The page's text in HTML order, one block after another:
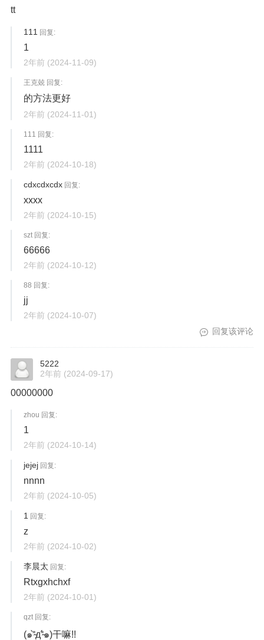
tt
111 回复:
1
2年前 (2024-11-09)
王克兢 回复:
的方法更好
2年前 (2024-11-01)
111 回复:
1111
2年前 (2024-10-18)
cdxcdxcdx 回复:
xxxx
2年前 (2024-10-15)
szt 回复:
66666
2年前 (2024-10-12)
88 回复:
jj
2年前 (2024-10-07)
回复该评论
5222
2年前 (2024-09-17)
00000000
zhou 回复:
1
2年前 (2024-10-14)
jejej 回复:
nnnn
2年前 (2024-10-05)
1 回复:
z
2年前 (2024-10-02)
李晨太 回复:
Rtxgxhchxf
2年前 (2024-10-01)
qzt 回复:
(๑⁼̴̀д⁼̴́๑)干嘛!!